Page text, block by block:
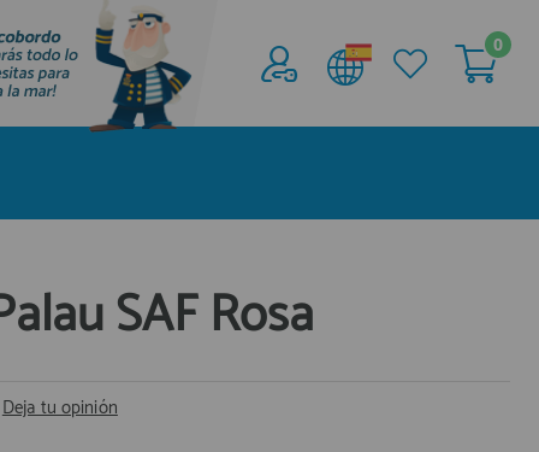
Acceder al
Área profesionales
la Náutica
0
SAF Rosa
Deja tu opinión